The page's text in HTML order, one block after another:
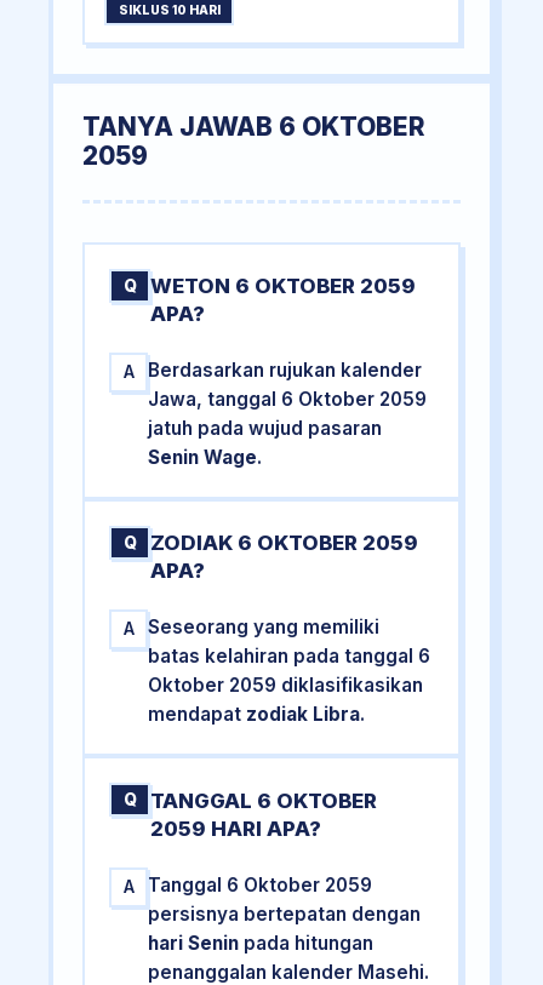
SIKLUS 10 HARI
TANYA JAWAB 6 OKTOBER
2059
Q
WETON 6 OKTOBER 2059
APA?
A
Berdasarkan rujukan kalender
Jawa, tanggal 6 Oktober 2059
jatuh pada wujud pasaran
Senin Wage.
Q
ZODIAK 6 OKTOBER 2059
APA?
A
Seseorang yang memiliki
batas kelahiran pada tanggal 6
Oktober 2059 diklasifikasikan
mendapat zodiak Libra.
Q
TANGGAL 6 OKTOBER
2059 HARI APA?
A
Tanggal 6 Oktober 2059
persisnya bertepatan dengan
hari Senin pada hitungan
penanggalan kalender Masehi.